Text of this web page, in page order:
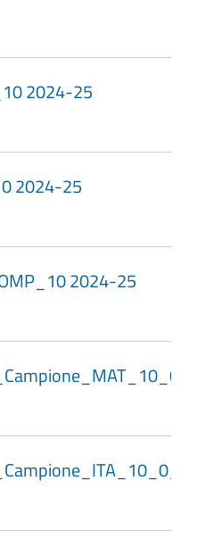
2024-25
2024-25
2024-25